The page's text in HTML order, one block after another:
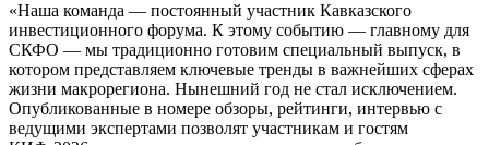
«Наша команда — постоянный участник Кавказского
инвестиционного форума. К этому событию — главному для
СКФО — мы традиционно готовим специальный выпуск, в
котором представляем ключевые тренды в важнейших сферах
жизни макрорегиона. Нынешний год не стал исключением.
Опубликованные в номере обзоры, рейтинги, интервью с
ведущими экспертами позволят участникам и гостям